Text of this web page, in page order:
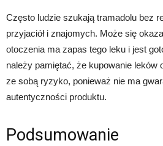
Często ludzie szukają tramadolu bez
przyjaciół i znajomych. Może się
otoczenia ma zapas tego leku i jest
należy pamiętać, że kupowanie leków
ze sobą ryzyko, ponieważ nie ma
autentyczności produktu.
Podsumowanie